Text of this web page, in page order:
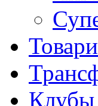
Клубы